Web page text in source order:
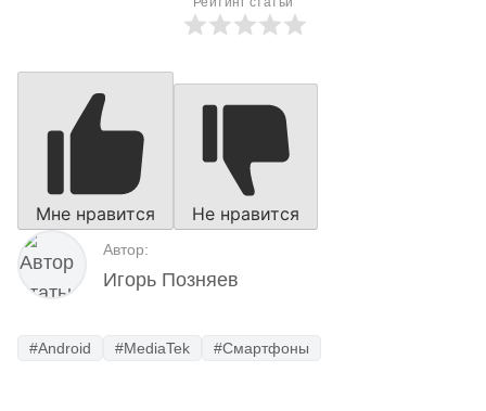
Мне нравится Не нравится
Автор:
Игорь Позняев
#Android #MediaTek #Смартфоны